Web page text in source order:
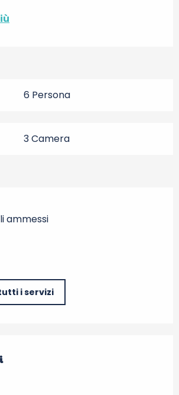
6 Persona
3 Camera
ammessi
i servizi